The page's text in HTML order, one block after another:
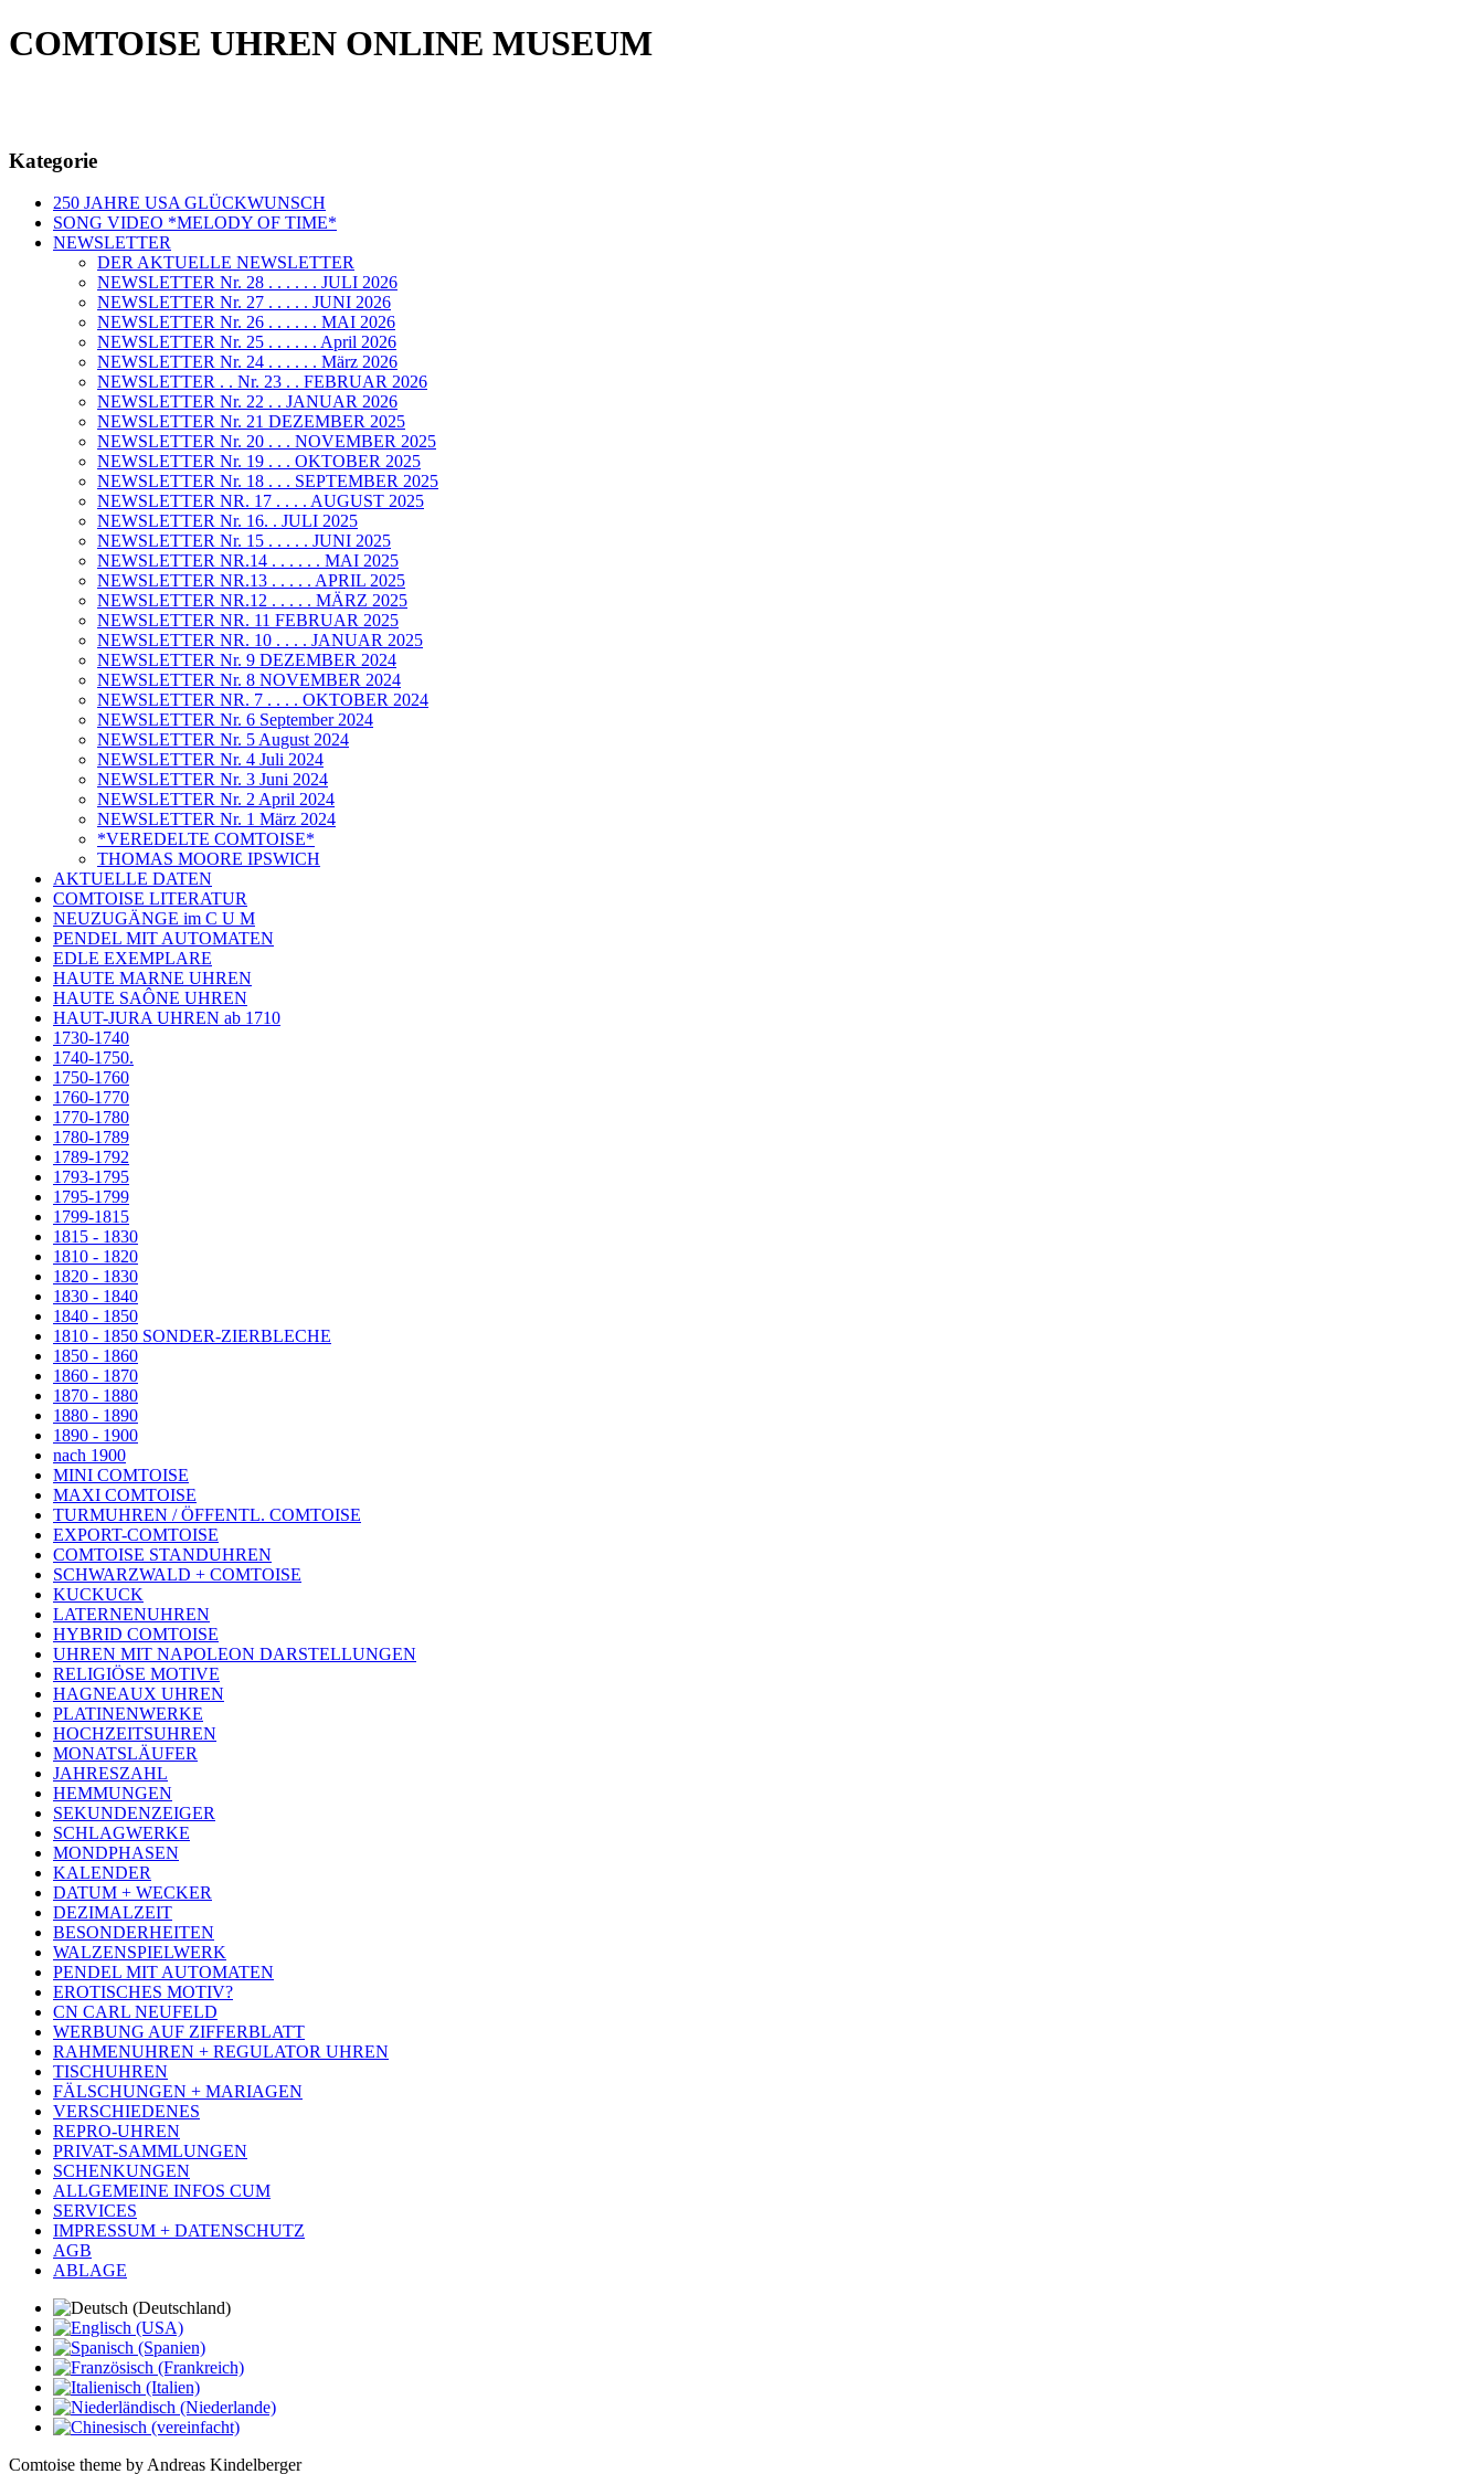
COMTOISE UHREN ONLINE MUSEUM
Kategorie
250 JAHRE USA GLÜCKWUNSCH
SONG VIDEO *MELODY OF TIME*
NEWSLETTER
DER AKTUELLE NEWSLETTER
NEWSLETTER Nr. 28 . . . . . . JULI 2026
NEWSLETTER Nr. 27 . . . . . JUNI 2026
NEWSLETTER Nr. 26 . . . . . . MAI 2026
NEWSLETTER Nr. 25 . . . . . . April 2026
NEWSLETTER Nr. 24 . . . . . . März 2026
NEWSLETTER . . Nr. 23 . . FEBRUAR 2026
NEWSLETTER Nr. 22 . . JANUAR 2026
NEWSLETTER Nr. 21 DEZEMBER 2025
NEWSLETTER Nr. 20 . . . NOVEMBER 2025
NEWSLETTER Nr. 19 . . . OKTOBER 2025
NEWSLETTER Nr. 18 . . . SEPTEMBER 2025
NEWSLETTER NR. 17 . . . . AUGUST 2025
NEWSLETTER Nr. 16. . JULI 2025
NEWSLETTER Nr. 15 . . . . . JUNI 2025
NEWSLETTER NR.14 . . . . . . MAI 2025
NEWSLETTER NR.13 . . . . . APRIL 2025
NEWSLETTER NR.12 . . . . . MÄRZ 2025
NEWSLETTER NR. 11 FEBRUAR 2025
NEWSLETTER NR. 10 . . . . JANUAR 2025
NEWSLETTER Nr. 9 DEZEMBER 2024
NEWSLETTER Nr. 8 NOVEMBER 2024
NEWSLETTER NR. 7 . . . . OKTOBER 2024
NEWSLETTER Nr. 6 September 2024
NEWSLETTER Nr. 5 August 2024
NEWSLETTER Nr. 4 Juli 2024
NEWSLETTER Nr. 3 Juni 2024
NEWSLETTER Nr. 2 April 2024
NEWSLETTER Nr. 1 März 2024
*VEREDELTE COMTOISE*
THOMAS MOORE IPSWICH
AKTUELLE DATEN
COMTOISE LITERATUR
NEUZUGÄNGE im C U M
PENDEL MIT AUTOMATEN
EDLE EXEMPLARE
HAUTE MARNE UHREN
HAUTE SAÔNE UHREN
HAUT-JURA UHREN ab 1710
1730-1740
1740-1750.
1750-1760
1760-1770
1770-1780
1780-1789
1789-1792
1793-1795
1795-1799
1799-1815
1815 - 1830
1810 - 1820
1820 - 1830
1830 - 1840
1840 - 1850
1810 - 1850 SONDER-ZIERBLECHE
1850 - 1860
1860 - 1870
1870 - 1880
1880 - 1890
1890 - 1900
nach 1900
MINI COMTOISE
MAXI COMTOISE
TURMUHREN / ÖFFENTL. COMTOISE
EXPORT-COMTOISE
COMTOISE STANDUHREN
SCHWARZWALD + COMTOISE
KUCKUCK
LATERNENUHREN
HYBRID COMTOISE
UHREN MIT NAPOLEON DARSTELLUNGEN
RELIGIÖSE MOTIVE
HAGNEAUX UHREN
PLATINENWERKE
HOCHZEITSUHREN
MONATSLÄUFER
JAHRESZAHL
HEMMUNGEN
SEKUNDENZEIGER
SCHLAGWERKE
MONDPHASEN
KALENDER
DATUM + WECKER
DEZIMALZEIT
BESONDERHEITEN
WALZENSPIELWERK
PENDEL MIT AUTOMATEN
EROTISCHES MOTIV?
CN CARL NEUFELD
WERBUNG AUF ZIFFERBLATT
RAHMENUHREN + REGULATOR UHREN
TISCHUHREN
FÄLSCHUNGEN + MARIAGEN
VERSCHIEDENES
REPRO-UHREN
PRIVAT-SAMMLUNGEN
SCHENKUNGEN
ALLGEMEINE INFOS CUM
SERVICES
IMPRESSUM + DATENSCHUTZ
AGB
ABLAGE
Comtoise theme by Andreas Kindelberger